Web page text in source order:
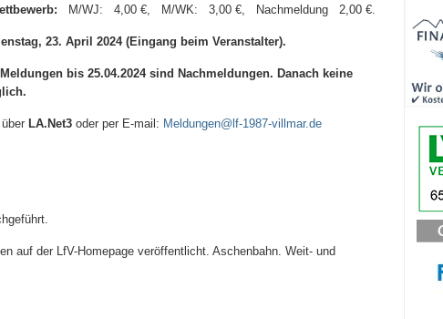
M/WJ: 4,00 €, M/WK: 3,00 €, Nachmeldung 2,00 €.
23. April 2024 (Eingang beim Veranstalter).
bis 25.04.2024 sind Nachmeldungen. Danach keine
LA.Net3 oder per E-mail: Meldungen@lf-1987-villmar.de
auf der LfV-Homepage veröffentlicht. Aschenbahn. Weit- und